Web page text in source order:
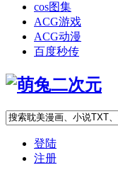
cos图集
ACG游戏
ACG动漫
百度秒传
登陆
注册